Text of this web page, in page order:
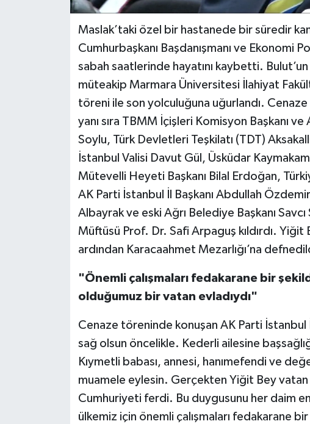
Maslak’taki özel bir hastanede bir süredir
Cumhurbaşkanı Başdanışmanı ve Ekonomi
sabah saatlerinde hayatını kaybetti.
müteakip Marmara Üniversitesi İlahiyat
töreni ile son yolculuğuna uğurlandı.
yanı sıra TBMM İçişleri Komisyon Başkanı
Soylu, Türk Devletleri Teşkilatı (TDT)
İstanbul Valisi Davut Gül, Üsküdar
Mütevelli Heyeti Başkanı Bilal Erdoğan,
AK Parti İstanbul İl Başkanı Abdullah
Albayrak ve eski Ağrı Belediye Başkanı Savcı
Müftüsü Prof. Dr. Safi Arpaguş kıldırdı. Yiğit
ardından Karacaahmet Mezarlığı’na
"Önemli çalışmaları fedakarane bir
olduğumuz bir vatan evladıydı"
Cenaze töreninde konuşan AK Parti İstanbul
sağ olsun öncelikle. Kederli ailesine
Kıymetli babası, annesi, hanımefendi ve
muamele eylesin. Gerçekten Yiğit Bey vatan
Cumhuriyeti ferdi. Bu duygusunu her daim
ülkemiz için önemli çalışmaları fedakarane
RESMİ İLAN
MAGAZİN